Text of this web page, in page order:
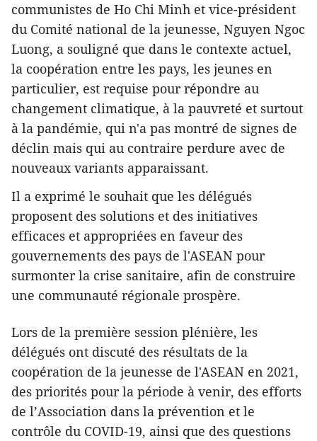
communistes de Ho Chi Minh et vice-président
du Comité national de la jeunesse, Nguyen Ngoc
Luong, a souligné que dans le contexte actuel,
la coopération entre les pays, les jeunes en
particulier, est requise pour répondre au
changement climatique, à la pauvreté et surtout
à la pandémie, qui n'a pas montré de signes de
déclin mais qui au contraire perdure avec de
nouveaux variants apparaissant.
Il a exprimé le souhait que les délégués
proposent des solutions et des initiatives
efficaces et appropriées en faveur des
gouvernements des pays de l'ASEAN pour
surmonter la crise sanitaire, afin de construire
une communauté régionale prospère.
Lors de la première session plénière, les
délégués ont discuté des résultats de la
coopération de la jeunesse de l'ASEAN en 2021,
des priorités pour la période à venir, des efforts
de l’Association dans la prévention et le
contrôle du COVID-19, ainsi que des questions